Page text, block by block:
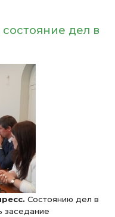
дел в
Состоянию дел в
заседание